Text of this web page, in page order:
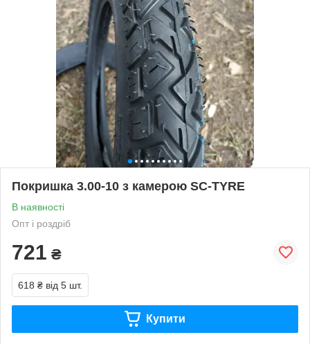
Покришка 3.00-10 з камерою SC-TYRE
В наявності
Опт і роздріб
721 ₴
618 ₴ від 5 шт.
Купити